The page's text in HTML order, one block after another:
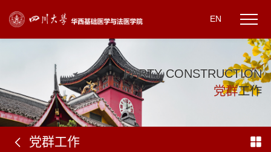
EN
PARTY CONSTRUCTION
党群工作
党群工作